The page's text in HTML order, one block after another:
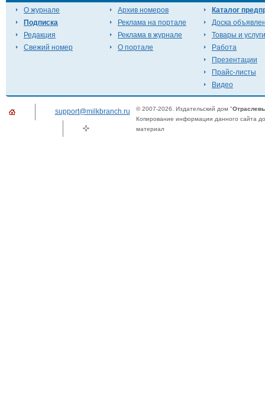
О журнале
Подписка
Редакция
Свежий номер
Архив номеров
Реклама на портале
Реклама в журнале
О портале
Каталог
Доска
Товары и услуги
Работа
Презентации
Прайс-листы
Видео
support@milkbranch.ru © 2007-2026. Издательский дом "
Копирование информации данного сайта
материал